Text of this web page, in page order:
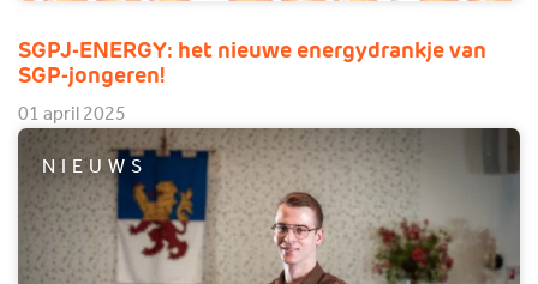
SGPJ-ENERGY: het nieuwe energydrankje van
SGP-jongeren!
01 april 2025
NIEUWS